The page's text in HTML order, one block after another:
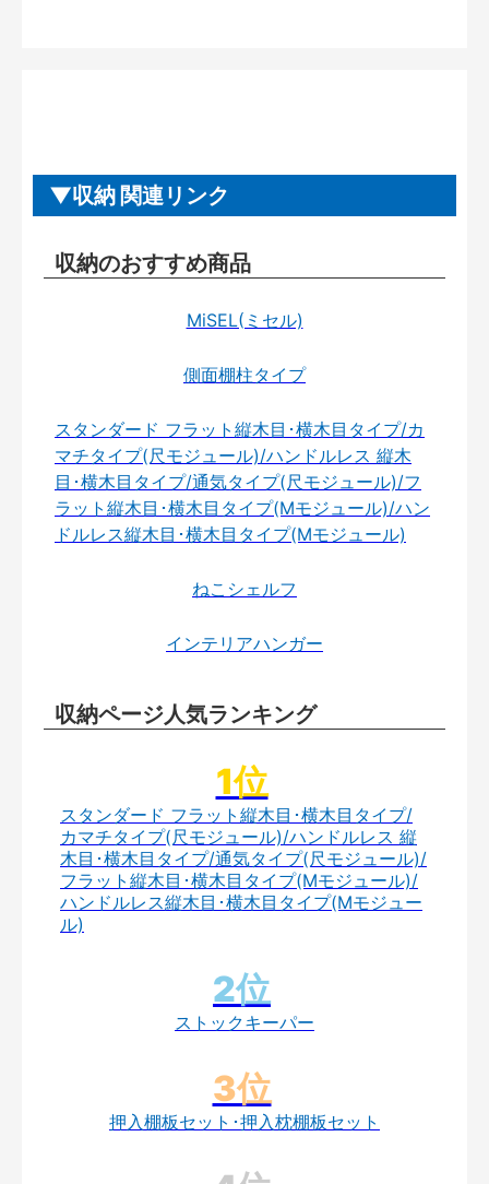
収納 関連リンク
収納のおすすめ商品
MiSEL(ミセル)
側面棚柱タイプ
スタンダード フラット縦木目･横木目タイプ/カ
マチタイプ(尺モジュール)/ハンドルレス 縦木
目･横木目タイプ/通気タイプ(尺モジュール)/フ
ラット縦木目･横木目タイプ(Mモジュール)/ハン
ドルレス縦木目･横木目タイプ(Mモジュール)
ねこシェルフ
インテリアハンガー
収納ページ人気ランキング
スタンダード フラット縦木目･横木目タイプ/
カマチタイプ(尺モジュール)/ハンドルレス 縦
木目･横木目タイプ/通気タイプ(尺モジュール)/
フラット縦木目･横木目タイプ(Mモジュール)/
ハンドルレス縦木目･横木目タイプ(Mモジュー
ル)
ストックキーパー
押入棚板セット･押入枕棚板セット